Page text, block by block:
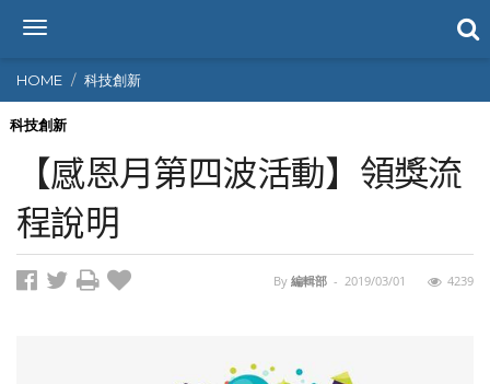
T
g
g
l
a
v
i
g
HOME 科技創新
科技創新
【感恩月第四波活動】領獎流
程說明
By 編輯部 - 2019/03/01 4239